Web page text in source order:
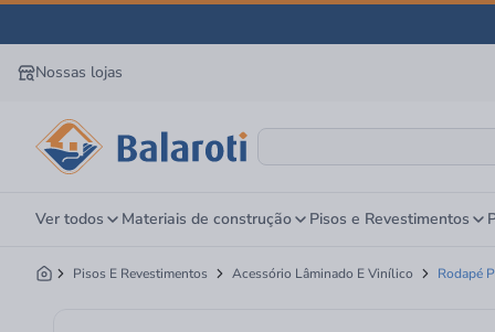
Nossas lojas
Ver todos Materiais de construção Pisos e Revestimentos
Pisos E Revestimentos Acessório Lâminado E Vinílico Rodapé